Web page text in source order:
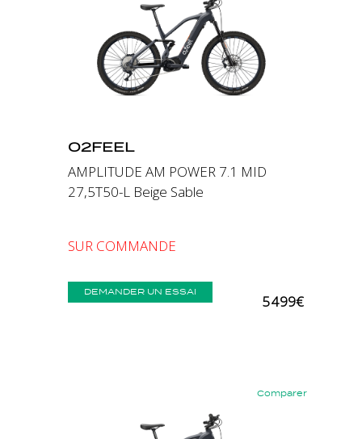
Précédent
O2FEEL
AMPLITUDE AM POWER 7.1 MID
27,5T50-L Beige Sable
SUR COMMANDE
DEMANDER UN ESSAI
5 499€
Comparer